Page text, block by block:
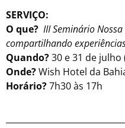
SERVIÇO:
O que? III Seminário
compartilhando
Quando?30 e 31 de
Onde?Wish Hotel da
Horário?7h30 às 17h